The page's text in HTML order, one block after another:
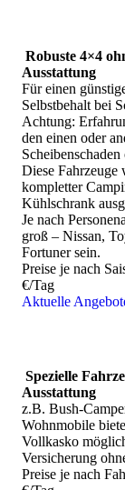
Das bleibt ohne
eine ziemliche
natürlich gibt's
Booking ist. Hier
in Zeitersparnis
zu Ihren
Für Ostern,
Jahreswechsel
Gästefarmen,
Wildreservate an
ausgebucht.
oder bringen Sie
Sie Ihre Reise
schöne
Eine individuell
5% teurer als
lohnt sich!
Umgekehrt, f
selbst
Ihnen nach
aktuelle Tipps
Robuste 4×4
Ausstattung
Für einen
Selbstbehalt bei
Achtung:
den einen oder
Diese Fahrzeuge
kompletter
Kühlschrank
Je nach
groß – Nissan,
Fortuner sein.
Preise je nach
€/Tag
Aktuelle
Spezielle
Ausstattung
z.B. Bush-
Wohnmobile
Vollkasko
Versicherung
Preise je nach